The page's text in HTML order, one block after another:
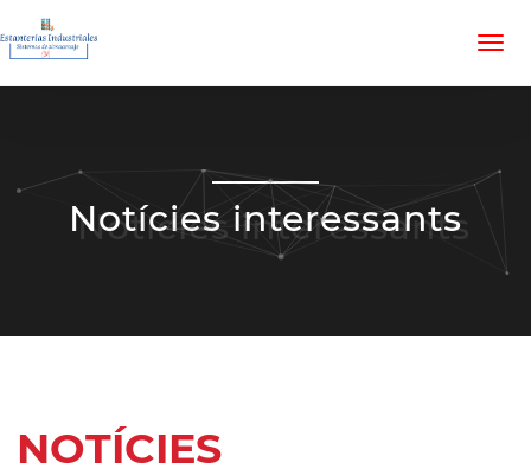
Notícies interessants
NOTÍCIES